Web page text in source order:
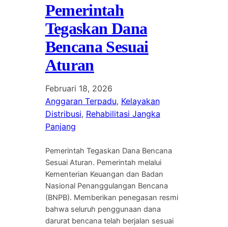
Pemerintah
Tegaskan Dana
Bencana Sesuai
Aturan
Februari 18, 2026
Anggaran Terpadu, Kelayakan
Distribusi, Rehabilitasi Jangka
Panjang
Pemerintah Tegaskan Dana Bencana
Sesuai Aturan. Pemerintah melalui
Kementerian Keuangan dan Badan
Nasional Penanggulangan Bencana
(BNPB). Memberikan penegasan resmi
bahwa seluruh penggunaan dana
darurat bencana telah berjalan sesuai